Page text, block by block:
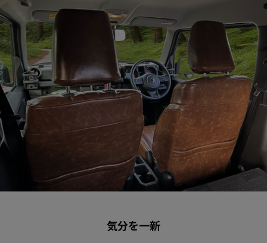
気分を一新